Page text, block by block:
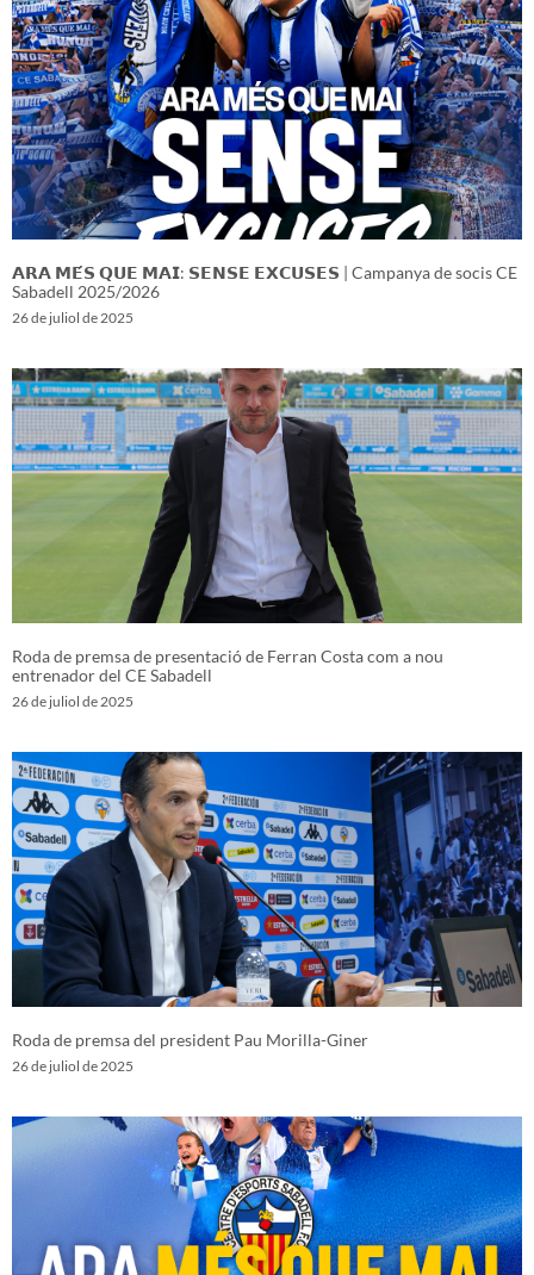
𝗔𝗥𝗔 𝗠𝗘́𝗦 𝗤𝗨𝗘 𝗠𝗔𝗜: 𝗦𝗘𝗡𝗦𝗘 𝗘𝗫𝗖𝗨𝗦𝗘𝗦 | Campanya de socis CE
Sabadell 2025/2026
26 de juliol de 2025
Roda de premsa de presentació de Ferran Costa com a nou
entrenador del CE Sabadell
26 de juliol de 2025
Roda de premsa del president Pau Morilla-Giner
26 de juliol de 2025